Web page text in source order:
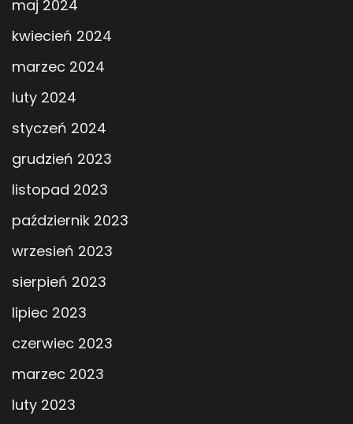
maj 2024
kwiecień 2024
marzec 2024
luty 2024
styczeń 2024
grudzień 2023
listopad 2023
październik 2023
wrzesień 2023
sierpień 2023
lipiec 2023
czerwiec 2023
marzec 2023
luty 2023